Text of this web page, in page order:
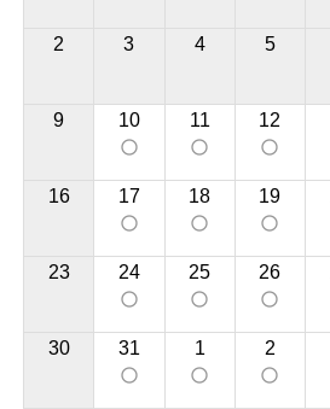
2 3 4 5
9 10
panorama_fish_eye
11
panorama_fish_eye
12
panorama_fish_eye
16 17
panorama_fish_eye
18
panorama_fish_eye
19
panorama_fish_eye
23 24
panorama_fish_eye
25
panorama_fish_eye
26
panorama_fish_eye
30 31
panorama_fish_eye
1
panorama_fish_eye
2
panorama_fish_eye